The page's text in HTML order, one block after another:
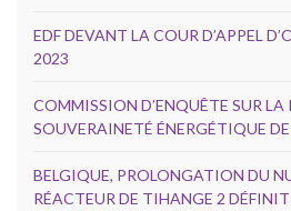
EDF DEVANT LA COUR D’APPEL
2023
COMMISSION D’ENQUÊTE SUR LA
SOUVERAINETÉ ÉNERGÉTIQUE
BELGIQUE, PROLONGATION DU
RÉACTEUR DE TIHANGE 2